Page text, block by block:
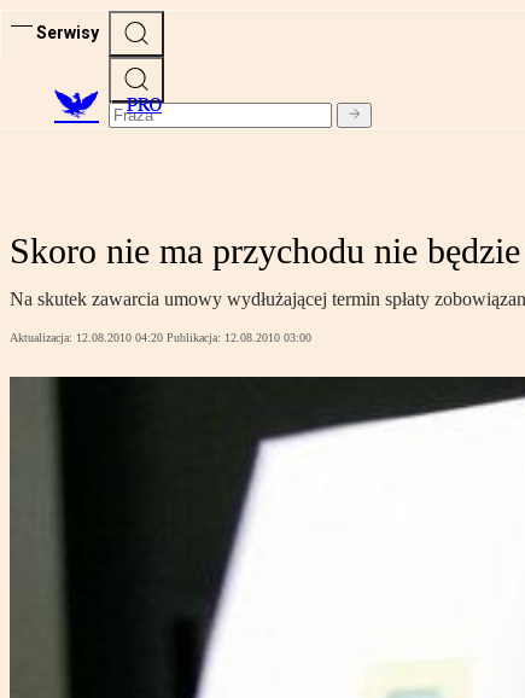
Serwisy
PRO
Skoro nie ma przychodu nie
Na skutek zawarcia umowy wydłużającej termin spłaty
Aktualizacja: 12.08.2010 04:20 Publikacja: 12.08.2010 03:00